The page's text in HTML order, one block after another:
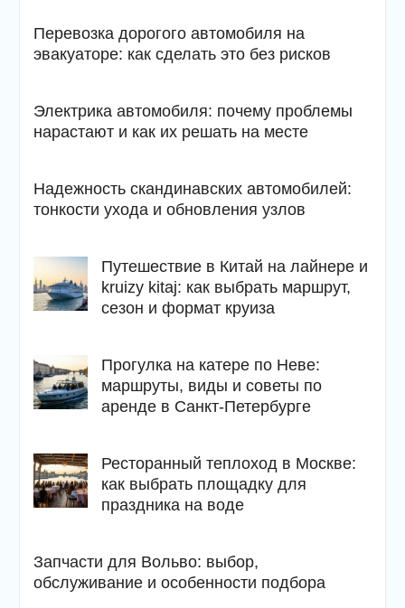
Перевозка дорогого автомобиля на
эвакуаторе: как сделать это без рисков
Электрика автомобиля: почему проблемы
нарастают и как их решать на месте
Надежность скандинавских автомобилей:
тонкости ухода и обновления узлов
Путешествие в Китай на лайнере и
kruizy kitaj: как выбрать маршрут,
сезон и формат круиза
Прогулка на катере по Неве:
маршруты, виды и советы по
аренде в Санкт-Петербурге
Ресторанный теплоход в Москве:
как выбрать площадку для
праздника на воде
Запчасти для Вольво: выбор,
обслуживание и особенности подбора